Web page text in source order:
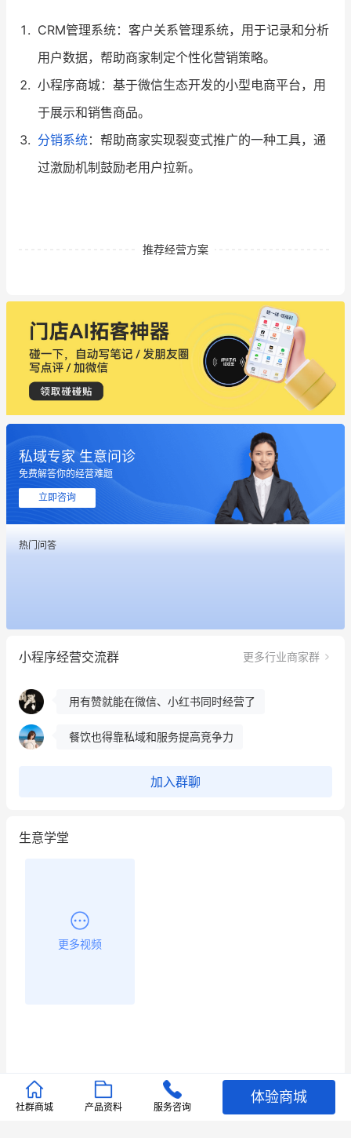
CRM管理系统：客户关系管理系统，用于记录和分析
用户数据，帮助商家制定个性化营销策略。
小程序商城：基于微信生态开发的小型电商平台，用
于展示和销售商品。
分销系统：帮助商家实现裂变式推广的一种工具，通
过激励机制鼓励老用户拉新。
推荐经营方案
私域专家 生意问诊
免费解答你的经营难题
立即咨询
热门问答
小程序经营交流群 更多行业商家群
这个营销策划案例推荐大家看一下
用有赞就能在微信、小红书同时经营了
冰墩墩货源充足需要的联系我
这个营销策划案例推荐大家看一下
用有赞就能在微信、小红书同时经营了
餐饮也得靠私域和服务提高竞争力
加入群聊
生意学堂
更多视频
推荐文章
社群商城 产品资料 服务咨询
体验商城